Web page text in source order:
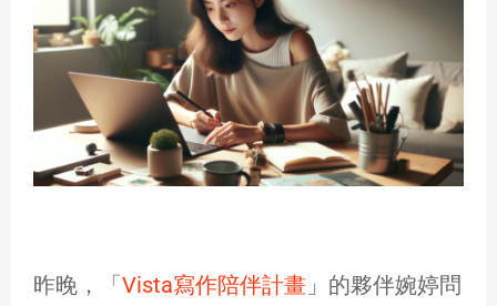
昨晚，「Vista寫作陪伴計畫 」的夥伴婉婷問